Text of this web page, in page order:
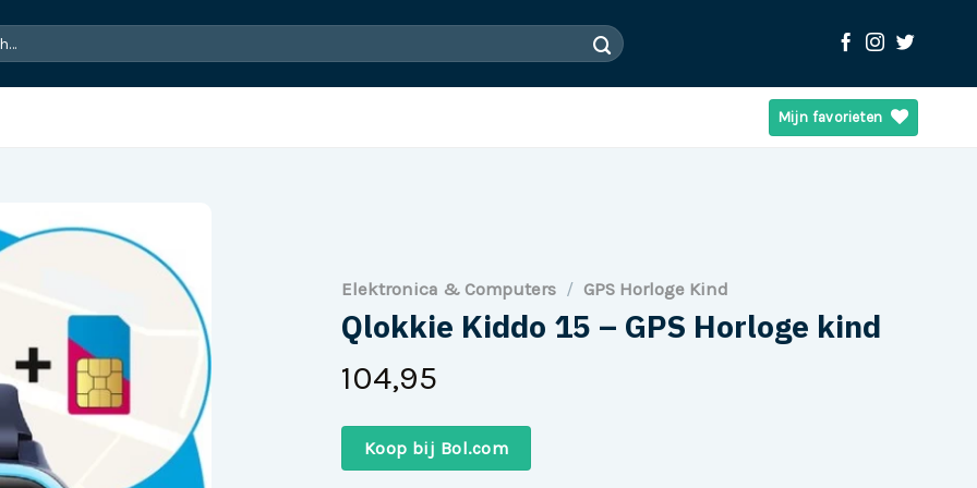
Mijn favorieten
Elektronica & Computers / GPS Horloge Kind
Qlokkie Kiddo 15 – GPS Horloge kind
104,95
Koop bij Bol.com